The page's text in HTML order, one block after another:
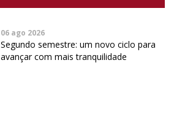
06 ago 2026
Segundo semestre: um novo ciclo para
avançar com mais tranquilidade